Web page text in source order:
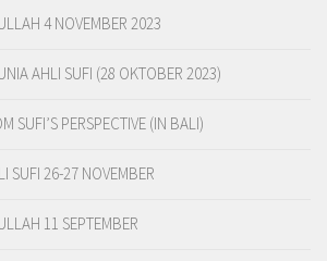
4 NOVEMBER 2023
AHLI SUFI (28 OKTOBER 2023)
SUFI’S PERSPECTIVE (IN BALI)
SUFI 26-27 NOVEMBER
11 SEPTEMBER